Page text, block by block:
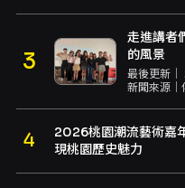
走進講者
的風景
最後更新｜
新聞來源｜
2026桃園潮流藝術嘉
現桃園歷史魅力